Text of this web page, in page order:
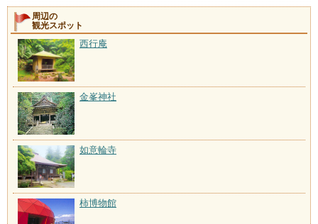
周辺の
観光スポット
西行庵
金峯神社
如意輪寺
柿博物館